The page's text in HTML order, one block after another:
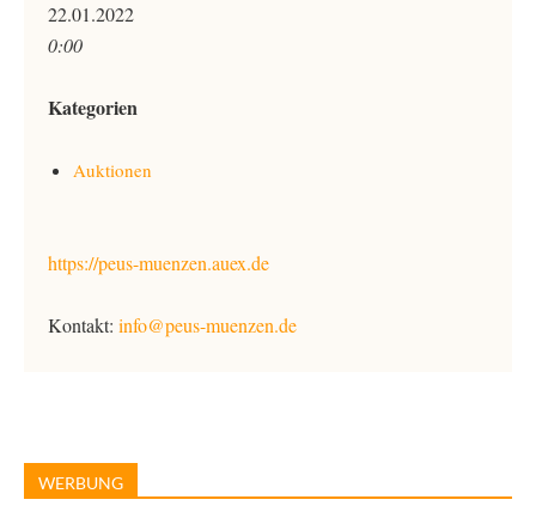
22.01.2022
0:00
Kategorien
Auktionen
https://peus-muenzen.auex.de
Kontakt: info@peus-muenzen.de
WERBUNG